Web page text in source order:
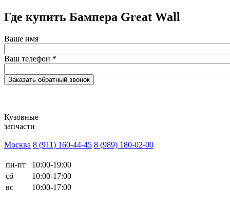
Где купить Бампера Great Wall
Ваше имя
Ваш телефон *
Кузовные
запчасти
Москва 8 (911) 160-44-45 8 (989) 180-02-00
пн-пт
10:00-19:00
сб
10:00-17:00
вс
10:00-17:00